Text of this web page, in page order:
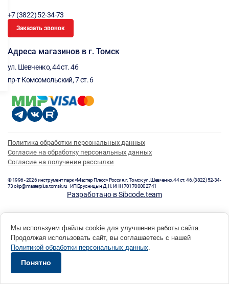
+7 (3822) 52-34-73
Заказать звонок
Адреса магазинов в г. Томск
ул. Шевченко, 44 ст. 46
пр-т Комсомольский, 7 ст. 6
Политика обработки персональных данных
Согласие на обработку персональных данных
Согласие на получение рассылки
© 1996 - 2026 инструмент парк «Мастер Плюс» Россия, г. Томск, ул. Шевченко, 44 ст. 46, (3822) 52-34-
73 okp@masterplus.tomsk.ru ИП Брусницын Д.Н. ИНН 701700002741
Разработано в Sibcode.team
Мы используем файлы cookie для улучшения работы сайта.
Продолжая использовать сайт, вы соглашаетесь с нашей
Политикой обработки персональных данных.
Понятно